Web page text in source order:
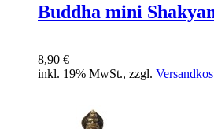
Buddha mini
8,90 €
inkl. 19% MwSt., zzgl.